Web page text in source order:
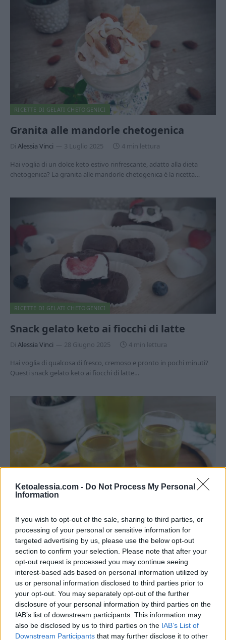
Ketoalessia.com - Do Not Process My Personal
Information
If you wish to opt-out of the sale, sharing to third parties, or
processing of your personal or sensitive information for
targeted advertising by us, please use the below opt-out
section to confirm your selection. Please note that after your
opt-out request is processed you may continue seeing
interest-based ads based on personal information utilized by
us or personal information disclosed to third parties prior to
your opt-out. You may separately opt-out of the further
disclosure of your personal information by third parties on the
IAB’s list of downstream participants. This information may
also be disclosed by us to third parties on the IAB’s List of
Downstream Participants that may further disclose it to other
RICETTE DI GELATI CHETOGENICI
Granita alle mandorle chetogenica
Di Alessia Vinci 3 Luglio 2025
4 min lettura
Hai voglia di un dolce keto estivo rinfrescante, adatto alla dieta
chetogenica? La granita alle mandorle chetogenica è la ricetta…
RICETTE DI GELATI CHETOGENICI
Snack gelato keto ai fiocchi di latte
Di Alessia Vinci 28 Giugno 2025
4 min lettura
Hai voglia di qualcosa di fresco, cremoso e pronto in pochi minuti?
Questi snack gelato keto ai fiocchi di latte…
Limoncello chetogenico
DiAlessia Vinci 26 Giugno 2025
4 min lettura
Hai voglia di un liquore fresco, profumato, completamente
chetogenico? Il limoncello chetogenico è la ricetta che fa per te!
Quando…